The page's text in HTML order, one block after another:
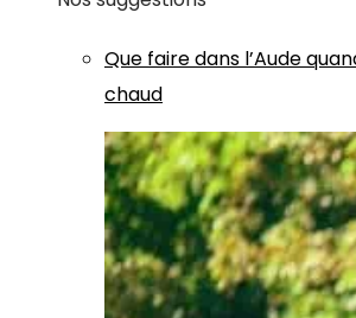
Que faire dans l’Aude
chaud